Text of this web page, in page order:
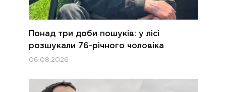
Понад три доби пошуків: у лісі
розшукали 76-річного чоловіка
06.08.2026